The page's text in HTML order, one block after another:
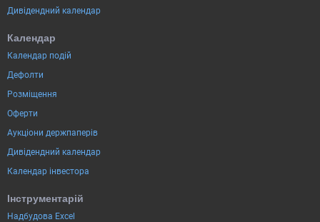
Дивідендний календар
Календар
Календар подій
Дефолти
Розміщення
Оферти
Аукціони держпаперів
Дивідендний календар
Календар інвестора
Інструментарій
Надбудова Excel